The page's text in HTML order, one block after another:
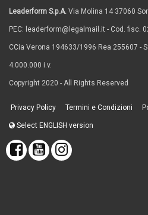
Leaderform S.p.A. Via Molina 14 37060
PEC: leaderform@legalmail.it - Cod. fisc.
CCia Verona 194633/1996 Rea 255607 -
4.000.000 i.v.
Copyright 2020 - All Rights Reserved
Privacy Policy Termini e Condizioni
Select ENGLISH version